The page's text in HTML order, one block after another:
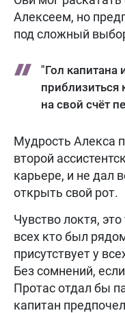
Алексеем, но
под сложный
"Гол капитана
приблизиться
на свой счёт
Мудрость Алекса
второй
карьере, и не дал
открыть свой рот.
Чувство локтя,
всех кто был
присутствует у
Без сомнений,
Протас отдал бы
капитан